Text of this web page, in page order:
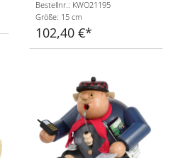
Bestellnr.: KWO21195
Größe: 15 cm
102,40 €